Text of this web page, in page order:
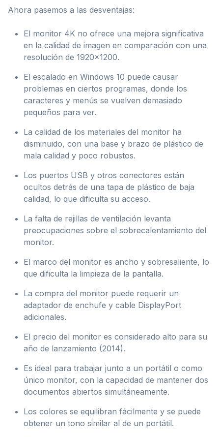
Ahora pasemos a las desventajas:
El monitor 4K no ofrece una mejora significativa
en la calidad de imagen en comparación con una
resolución de 1920×1200.
El escalado en Windows 10 puede causar
problemas en ciertos programas, donde los
caracteres y menús se vuelven demasiado
pequeños para ver.
La calidad de los materiales del monitor ha
disminuido, con una base y brazo de plástico de
mala calidad y poco robustos.
Los puertos USB y otros conectores están
ocultos detrás de una tapa de plástico de baja
calidad, lo que dificulta su acceso.
La falta de rejillas de ventilación levanta
preocupaciones sobre el sobrecalentamiento del
monitor.
El marco del monitor es ancho y sobresaliente, lo
que dificulta la limpieza de la pantalla.
La compra del monitor puede requerir un
adaptador de enchufe y cable DisplayPort
adicionales.
El precio del monitor es considerado alto para su
año de lanzamiento (2014).
Es ideal para trabajar junto a un portátil o como
único monitor, con la capacidad de mantener dos
documentos abiertos simultáneamente.
Los colores se equilibran fácilmente y se puede
obtener un tono similar al de un portátil.